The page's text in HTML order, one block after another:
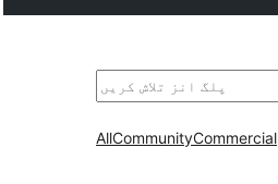
تلاش
AllCommunityCommercial